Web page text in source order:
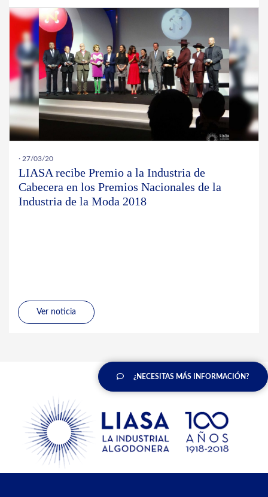
· 27/03/20
LIASA recibe Premio a la Industria de
Cabecera en los Premios Nacionales de la
Industria de la Moda 2018
Ver noticia
¿NECESITAS MÁS INFORMACIÓN?